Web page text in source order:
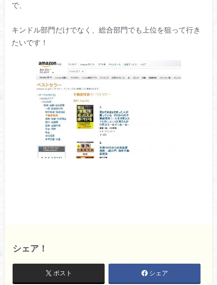
で、
キンドル部門だけでなく、総合部門でも上位を狙って行き
たいです！
シェア！
ポスト シェア